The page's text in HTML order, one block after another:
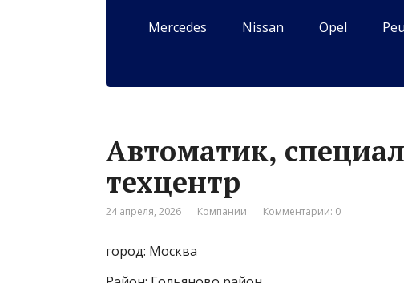
Mercedes Nissan Opel
Автоматик,
техцентр
24 апреля, 2026 Компании Комментарии: 0
город: Москва